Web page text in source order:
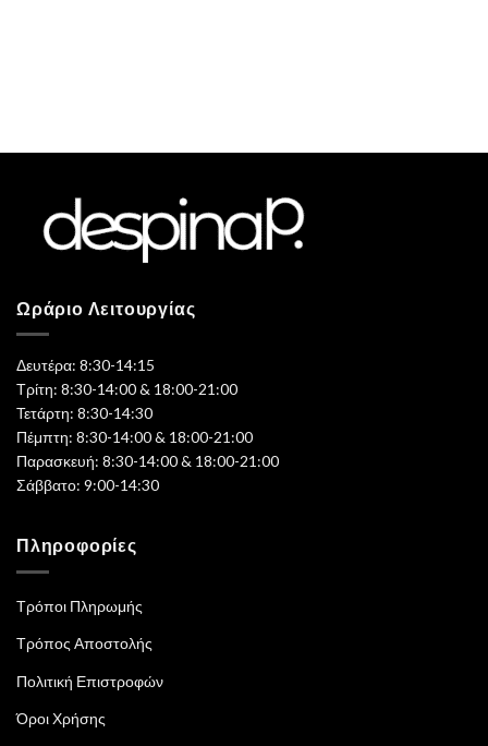
Ωράριο Λειτουργίας
Δευτέρα: 8:30-14:15
Τρίτη: 8:30-14:00 & 18:00-21:00
Τετάρτη: 8:30-14:30
Πέμπτη: 8:30-14:00 & 18:00-21:00
Παρασκευή: 8:30-14:00 & 18:00-21:00
Σάββατο: 9:00-14:30
Πληροφορίες
Τρόποι Πληρωμής
Τρόπος Αποστολής
Πολιτική Επιστροφών
Όροι Χρήσης